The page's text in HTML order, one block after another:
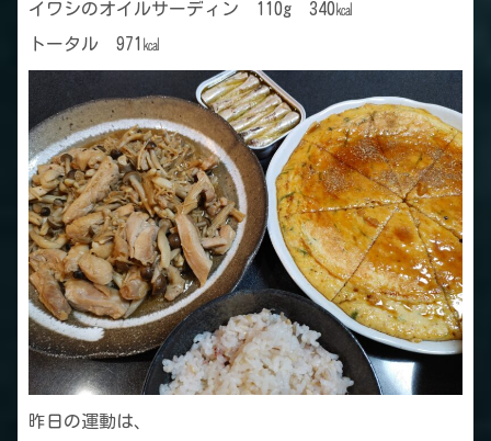
イワシのオイルサーディン 110g 340㎉
トータル 971㎉
昨日の運動は、